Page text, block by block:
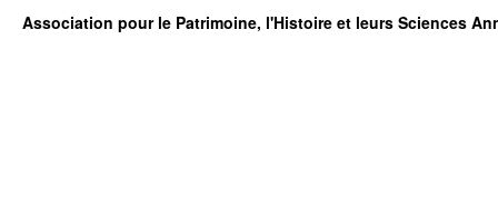
Association pour le Patrimoine, l'Histoire et leurs Sciences